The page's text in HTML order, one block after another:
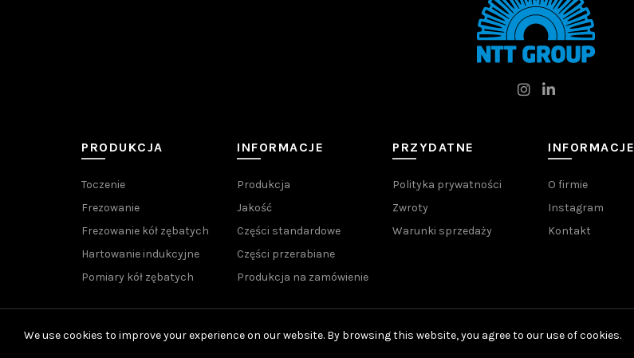
PRODUKCJA
Toczenie
Frezowanie
Frezowanie kół zębatych
Hartowanie indukcyjne
Pomiary kół zębatych
INFORMACJE
Produkcja
Jakość
Części standardowe
Części przerabiane
Produkcja na zamówienie
PRZYDATNE
Polityka prywatności
Zwroty
Warunki sprzedaży
INFORMACJE
O firmie
Instagram
Kontakt
We use cookies to improve your experience on our website. By browsing this website, you agree to our use of cookies.